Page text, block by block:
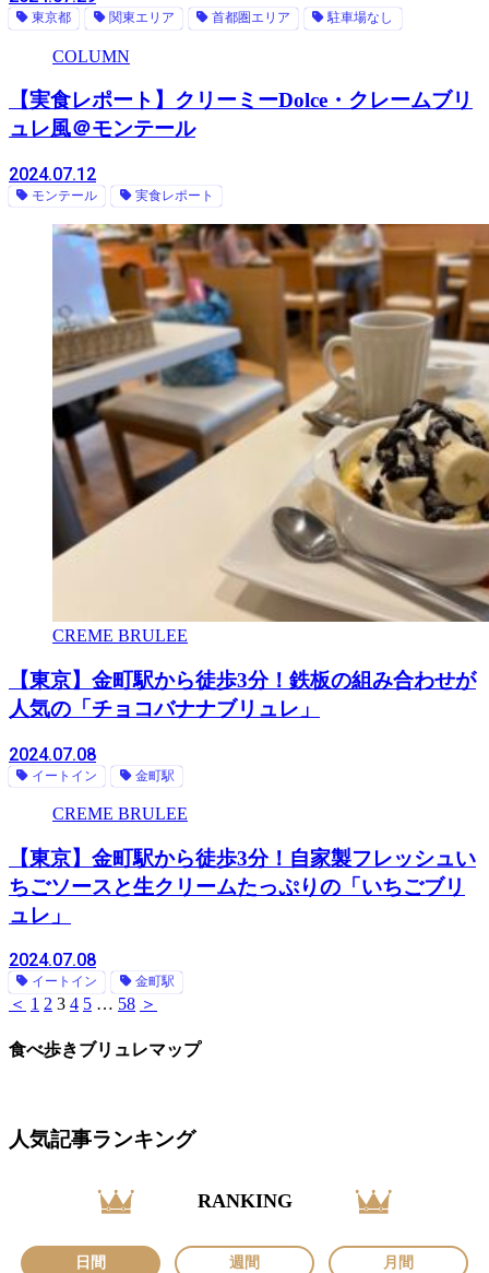
東京都 関東エリア 首都圏エリア 駐車場なし
COLUMN
【実食レポート】クリーミーDolce・クレームブリ
ュレ風＠モンテール
2024.07.12
モンテール 実食レポート
CREME BRULEE
【東京】金町駅から徒歩3分！鉄板の組み合わせが
人気の「チョコバナナブリュレ」
2024.07.08
イートイン 金町駅
CREME BRULEE
【東京】金町駅から徒歩3分！自家製フレッシュい
ちごソースと生クリームたっぷりの「いちごブリ
ュレ」
2024.07.08
イートイン 金町駅
＜ 1 2 3 4 5 … 58 ＞
食べ歩きブリュレマップ
人気記事ランキング
RANKING
日間 週間 月間